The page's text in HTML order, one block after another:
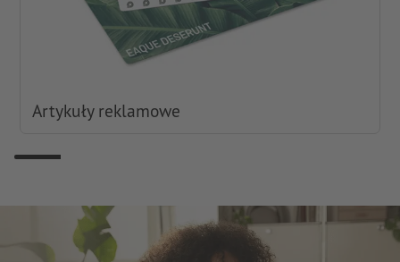
Artykuły reklamowe